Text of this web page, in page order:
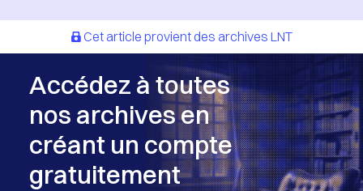
Cet article provient des archives LNT
Accédez à toutes
nos archives en
créant un compte
gratuitement